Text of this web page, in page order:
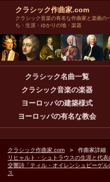
クラシック作曲家.com
クラシック音楽の有名な作曲家と楽曲の
ち・生涯・ゆかりの地・楽器
クラシック名曲一覧
クラシック音楽の楽器
ヨーロッパの建築様式
ヨーロッパの有名な教会
クラシック作曲家.com
作曲家詳細
リヒャルト・シュトラウスの生涯と代
交響詩「ティル・オイレンシュピーゲ
ス